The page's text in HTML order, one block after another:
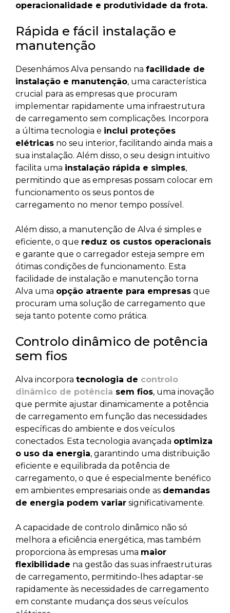
operacionalidade e produtividade da frota.
Rápida e fácil instalação e
manutenção
Desenhámos Alva pensando na facilidade de
instalação e manutenção, uma característica
crucial para as empresas que procuram
implementar rapidamente uma infraestrutura
de carregamento sem complicações. Incorpora
a última tecnologia e inclui proteções
elétricas no seu interior, facilitando ainda mais a
sua instalação. Além disso, o seu design intuitivo
facilita uma instalação rápida e simples,
permitindo que as empresas possam colocar em
funcionamento os seus pontos de
carregamento no menor tempo possível.
Além disso, a manutenção de Alva é simples e
eficiente, o que reduz os custos operacionais
e garante que o carregador esteja sempre em
ótimas condições de funcionamento. Esta
facilidade de instalação e manutenção torna
Alva uma opção atraente para empresas que
procuram uma solução de carregamento que
seja tanto potente como prática.
Controlo dinâmico de potência
sem fios
Alva incorpora tecnologia de controlo
dinâmico de potência sem fios, uma inovação
que permite ajustar dinamicamente a potência
de carregamento em função das necessidades
específicas do ambiente e dos veículos
conectados. Esta tecnologia avançada optimiza
o uso da energia, garantindo uma distribuição
eficiente e equilibrada da potência de
carregamento, o que é especialmente benéfico
em ambientes empresariais onde as demandas
de energia podem variar significativamente.
A capacidade de controlo dinâmico não só
melhora a eficiência energética, mas também
proporciona às empresas uma maior
flexibilidade na gestão das suas infraestruturas
de carregamento, permitindo-lhes adaptar-se
rapidamente às necessidades de carregamento
em constante mudança dos seus veículos